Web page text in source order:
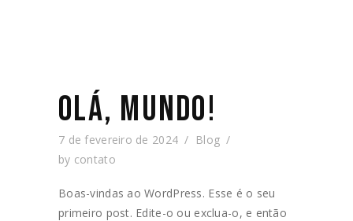
OLÁ, MUNDO!
7 de fevereiro de 2024
Blog
by contato
Boas-vindas ao WordPress. Esse é o seu
primeiro post. Edite-o ou exclua-o, e então